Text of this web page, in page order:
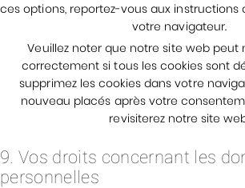
ces options, reportez-vous aux instructions
votre navigateur.
Veuillez noter que notre site web peut
correctement si tous les cookies sont
supprimez les cookies dans votre
nouveau placés après votre
revisiterez notre site
9. Vos droits concernant les
personnelles